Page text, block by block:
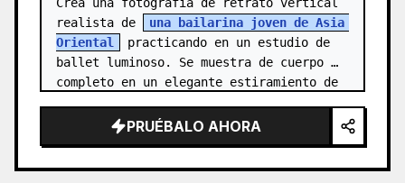
realista de
una bailarina joven de Asia
Oriental
practicando en un estudio de
ballet luminoso. Se muestra de cuerpo
completo en un elegante estiramiento de
PRUÉBALO AHORA